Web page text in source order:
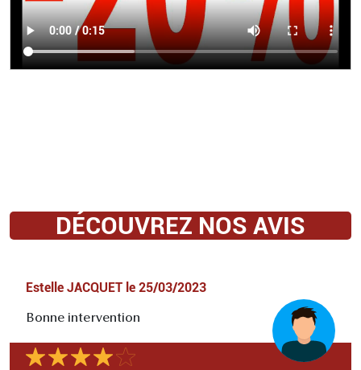
DÉCOUVREZ NOS AVIS
Estelle JACQUET le 25/03/2023
Bonne intervention